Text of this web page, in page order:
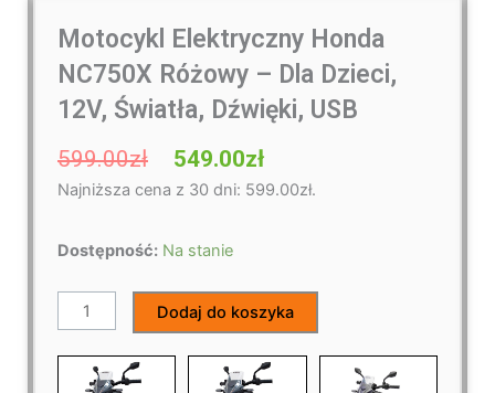
Motocykl Elektryczny Honda
NC750X Różowy – Dla Dzieci,
12V, Światła, Dźwięki, USB
599.00zł
Pierwotna
cena
599.00zł.
549.00złAktualna
cena
Najniższa cena z 30 dni: 599.00zł.
Dostępność: Na stanie
ilość
Elektryczny
Honda
NC750X
Różowy
Dodaj do koszyka